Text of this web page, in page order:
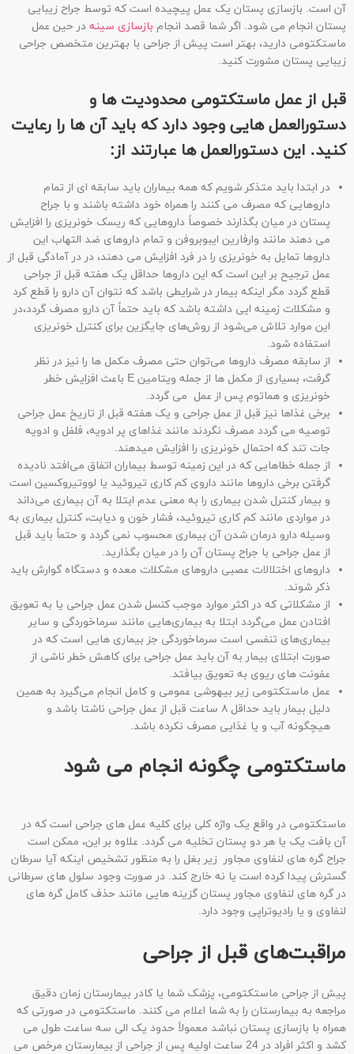
آن است. بازسازی پستان یک عمل پیچیده است که توسط جراح زیبایی
پستان انجام می شود. اگر شما قصد انجام بازسازی سینه در حین عمل
ماستکتومی دارید، بهتر است پیش از جراحی با بهترین متخصص جراحی
زیبایی پستان مشورت کنید.
قبل از عمل ماستکتومی محدودیت ها و
دستورالعمل هایی وجود دارد که باید آن ها را رعایت
کنید. این دستورالعمل ها عبارتند از:
در ابتدا باید متذکر شویم که همه بیماران باید سابقه ای از تمام
داروهایی که مصرف می کنند را همراه خود داشته باشند و با جراح
پستان در میان بگذارند خصوصاً داروهایی که ریسک خونریزی را افزایش
می دهند مانند وارفارین ایبوبروفن و تمام داروهای ضد التهاب این
داروها تمایل به خونریزی را در فرد افزایش می دهند، در در آمادگی قبل از
عمل ترجیح بر این است که این داروها حداقل یک هفته قبل از جراحی
قطع گردد مگر اینکه بیمار در شرایطی باشد که نتوان آن دارو را قطع کرد
و مشکلات زمینه ایی داشته باشد که باید حتماً آن دارو مصرف گردد،در
این موارد تلاش می‌شود از روش‌های جایگزین برای کنترل خونریزی
استفاده شود.
از سابقه مصرف داروها می‌توان حتی مصرف مکمل ها را نیز در نظر
گرفت، بسیاری از مکمل ها از جمله ویتامین E باعث افزایش خطر
خونریزی و هماتوم پس از عمل می گردد.
برخی غذاها نیز قبل از عمل جراحی و یک هفته قبل از تاریخ عمل جراحی
توصیه می گردد مصرف نگردند مانند غذاهای پر ادویه، فلفل و ادویه
جات تند که احتمال خونریزی را افزایش میدهند.
از جمله خطاهایی که در این زمینه توسط بیماران اتفاق می‌افتد نادیده
گرفتن برخی داروها مانند داروی کم کاری تیروئید یا لووتیروکسین است
و بیمار کنترل شدن بیماری را به معنی عدم ابتلا به آن بیماری می‌داند
در مواردی مانند کم کاری تیروئید، فشار خون و دیابت، کنترل بیماری به
وسیله دارو درمان شدن آن بیماری محسوب نمی گردد و حتماً باید قبل
از عمل جراحی با جراح پستان آن را در میان بگذارید.
داروهای اختلالات عصبی داروهای مشکلات معده و دستگاه گوارش باید
ذکر شوند.
از مشکلاتی که در اکثر موارد موجب کنسل شدن عمل جراحی یا به تعویق
افتادن عمل می‌گردد ابتلا به بیماری‌هایی مانند سرماخوردگی و سایر
بیماری‌های تنفسی است سرماخوردگی جز بیماری هایی است که در
صورت ابتلای بیمار به آن باید عمل جراحی برای کاهش خطر ناشی از
عفونت های ریوی به تعویق بیافتد.
عمل ماستکتومی زیر بیهوشی عمومی و کامل انجام می‌گیرد به همین
دلیل بیمار باید حداقل ۸ ساعت قبل از عمل جراحی ناشتا باشد و
هیچگونه آب و یا غذایی مصرف نکرده باشد.
ماستکتومی چگونه انجام می شود
ماستکتومی در واقع یک واژه کلی برای کلیه عمل های جراحی است که در
آن بافت یک یا هر دو پستان تخلیه می گردد. علاوه بر این، ممکن است
جراح گره های لنفاوی مجاور زیر بغل را به منظور تشخیص اینکه آیا سرطان
گسترش پیدا کرده است یا نه خارج کند. در صورت وجود سلول های سرطانی
در گره های لنفاوی مجاور پستان گزینه هایی مانند حذف کامل گره های
لنفاوی و یا رادیوتراپی وجود دارد.
مراقبت‌های قبل از جراحی
پیش از جراحی ماستکتومی، پزشک شما یا کادر بیمارستان زمان دقیق
مراجعه به بیمارستان را به شما اعلام می کنند. ماستکتومی در صورتی که
همراه با بازسازی پستان نباشد معمولاً حدود یک الی سه ساعت طول می
کشد و اکثر افراد در 24 ساعت اولیه پس از جراحی از بیمارستان مرخص می